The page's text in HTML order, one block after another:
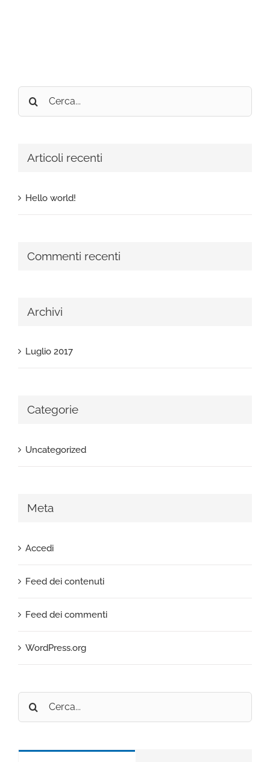
Cerca
per:
Articoli recenti
Hello world!
Commenti recenti
Archivi
Luglio 2017
Categorie
Uncategorized
Meta
Accedi
Feed dei contenuti
Feed dei commenti
WordPress.org
Cerca
per: